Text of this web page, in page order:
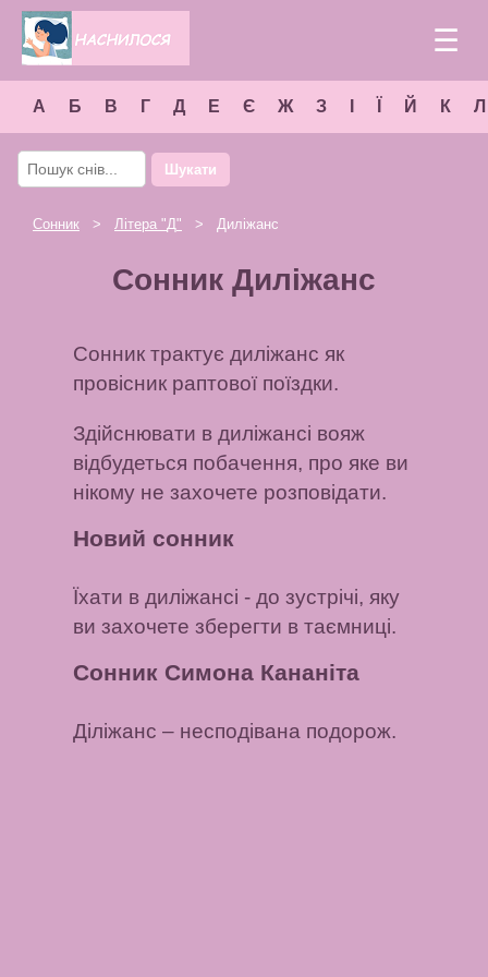
☰
А Б В Г Д Е Є Ж З Й К Л
Шукати
Сонник > Літера "Д" > Диліжанс
Сонник Диліжанс
Сонник трактує диліжанс як
провісник раптової поїздки.
Здійснювати в диліжансі вояж
відбудеться побачення, про яке ви
нікому не захочете розповідати.
Новий сонник
Їхати в диліжансі - до зустрічі, яку
ви захочете зберегти в таємниці.
Сонник Симона Кананіта
Діліжанс – несподівана подорож.